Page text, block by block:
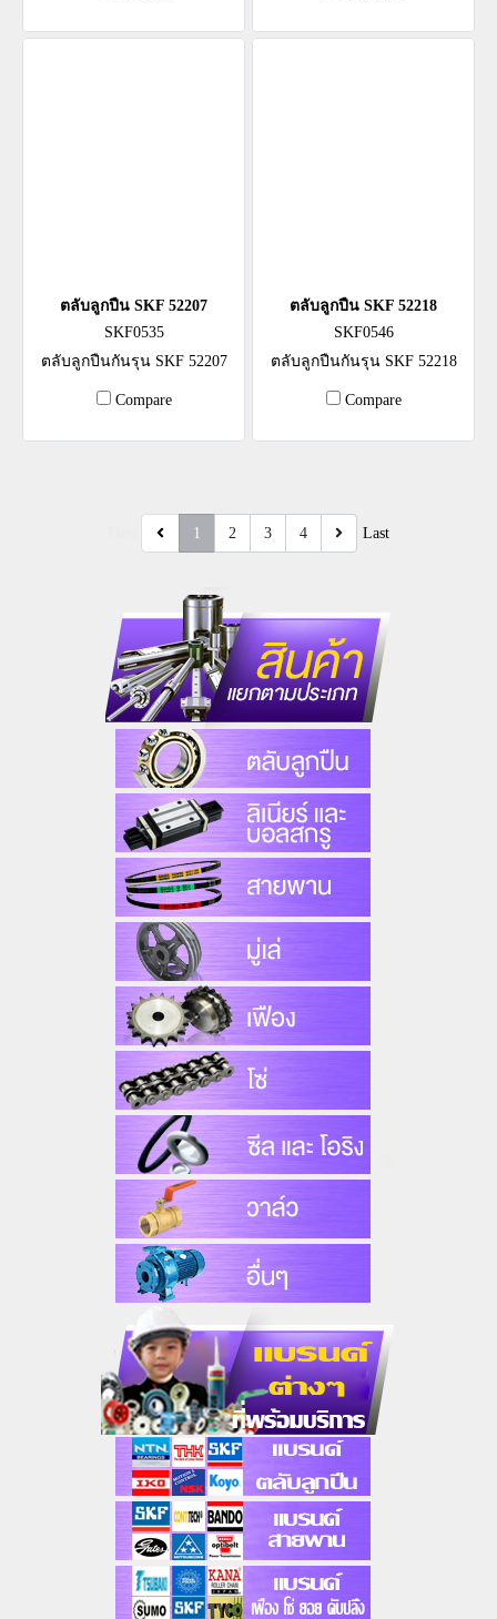
ตลับลูกปืน SKF 52207
SKF0535
ตลับลูกปืนกันรุน SKF 52207
Compare
ตลับลูกปืน SKF 52218
SKF0546
ตลับลูกปืนกันรุน SKF 52218
Compare
1 2 3 4 Last